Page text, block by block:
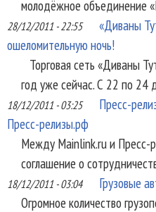
молодёжное объединение
28/12/2011 - 22:55
«Диваны
ошеломительную ночь!
Торговая сеть «Диваны
год уже сейчас. С 22 по 24
18/12/2011 - 03:25
Пресс-
Пресс-релизы.рф
Между Mainlink.ru и Пресс-
соглашение о
18/12/2011 - 03:04
Грузовые
Огромное количество